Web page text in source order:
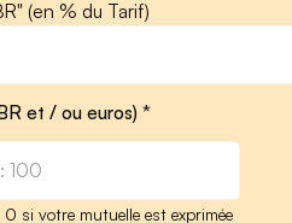
(en % du Tarif)
et / ou euros) *
0 si votre mutuelle est exprimée